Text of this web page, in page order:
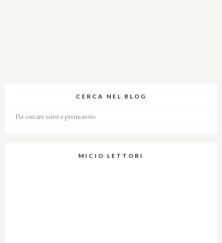
CERCA NEL BLOG
MICIO LETTORI